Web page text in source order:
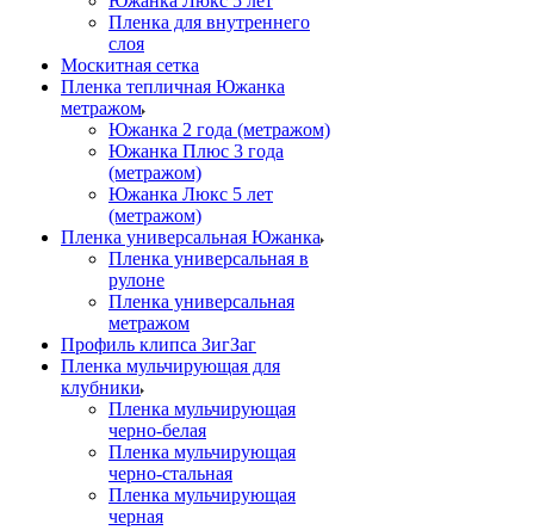
Пленка для внутреннего
слоя
Москитная сетка
Пленка тепличная Южанка
метражом
Южанка 2 года (метражом)
Южанка Плюс 3 года
(метражом)
Южанка Люкс 5 лет
(метражом)
Пленка универсальная Южанка
Пленка универсальная в
рулоне
Пленка универсальная
метражом
Профиль клипса ЗигЗаг
Пленка мульчирующая для
клубники
Пленка мульчирующая
черно-белая
Пленка мульчирующая
черно-стальная
Пленка мульчирующая
черная